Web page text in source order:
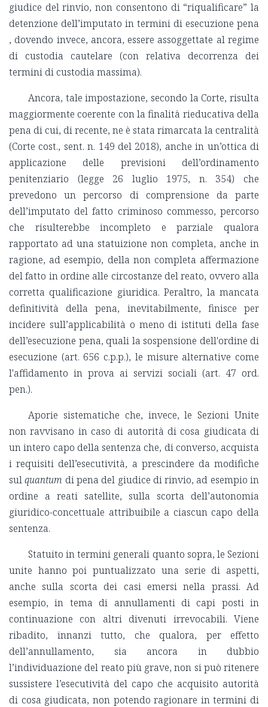
giudice del rinvio, non consentono di “riqualificare” la
detenzione dell’imputato in termini di esecuzione pena
, dovendo invece, ancora, essere assoggettate al regime
di custodia cautelare (con relativa decorrenza dei
termini di custodia massima).
Ancora, tale impostazione, secondo la Corte, risulta
maggiormente coerente con la finalità rieducativa della
pena di cui, di recente, ne è stata rimarcata la centralità
(Corte cost., sent. n. 149 del 2018), anche in un’ottica di
applicazione delle previsioni dell’ordinamento
penitenziario (legge 26 luglio 1975, n. 354) che
prevedono un percorso di comprensione da parte
dell’imputato del fatto criminoso commesso, percorso
che risulterebbe incompleto e parziale qualora
rapportato ad una statuizione non completa, anche in
ragione, ad esempio, della non completa affermazione
del fatto in ordine alle circostanze del reato, ovvero alla
corretta qualificazione giuridica. Peraltro, la mancata
definitività della pena, inevitabilmente, finisce per
incidere sull’applicabilità o meno di istituti della fase
dell’esecuzione pena, quali la sospensione dell'ordine di
esecuzione (art. 656 c.p.p.), le misure alternative come
l'affidamento in prova ai servizi sociali (art. 47 ord.
pen.).
Aporie sistematiche che, invece, le Sezioni Unite
non ravvisano in caso di autorità di cosa giudicata di
un intero capo della sentenza che, di converso, acquista
i requisiti dell’esecutività, a prescindere da modifiche
sulquantum di pena del giudice di rinvio, ad esempio in
ordine a reati satellite, sulla scorta dell’autonomia
giuridico-concettuale attribuibile a ciascun capo della
sentenza.
Statuito in termini generali quanto sopra, le Sezioni
unite hanno poi puntualizzato una serie di aspetti,
anche sulla scorta dei casi emersi nella prassi. Ad
esempio, in tema di annullamenti di capi posti in
continuazione con altri divenuti irrevocabili. Viene
ribadito, innanzi tutto, che qualora, per effetto
dell’annullamento, sia ancora in dubbio
l’individuazione del reato più grave, non si può ritenere
sussistere l’esecutività del capo che acquisito autorità
di cosa giudicata, non potendo ragionare in termini di